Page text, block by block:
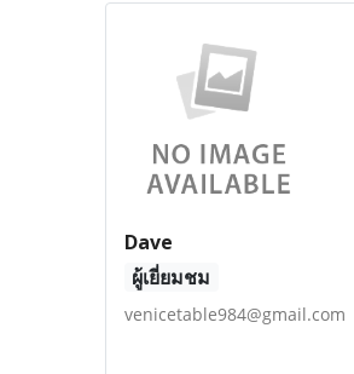
Dave
ผู้เยี่ยมชม
venicetable984@gmail.com